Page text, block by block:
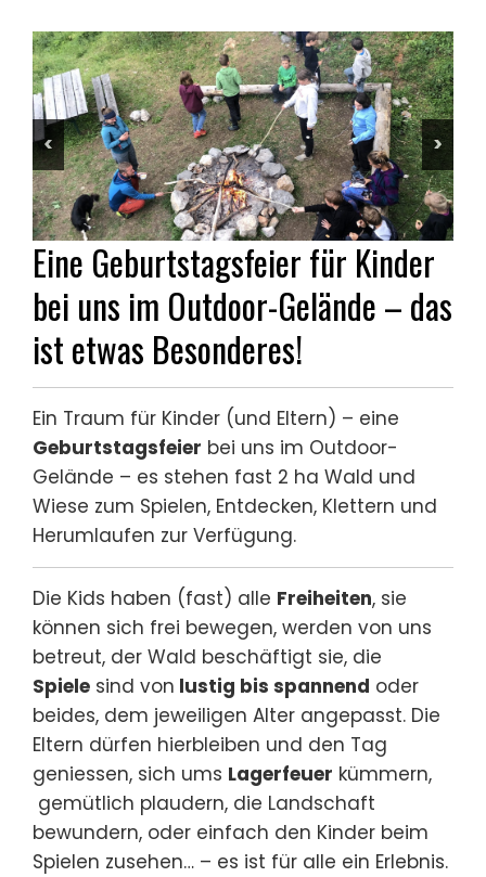
< >
Eine Geburtstagsfeier für Kinder
bei uns im Outdoor-Gelände – das
ist etwas Besonderes!
Ein Traum für Kinder (und Eltern) – eine
Geburtstagsfeier bei uns im Outdoor-
Gelände – es stehen fast 2 ha Wald und
Wiese zum Spielen, Entdecken, Klettern und
Herumlaufen zur Verfügung.
Die Kids haben (fast) alle Freiheiten, sie
können sich frei bewegen, werden von uns
betreut, der Wald beschäftigt sie, die
Spiele sind von lustig bis spannend oder
beides, dem jeweiligen Alter angepasst. Die
Eltern dürfen hierbleiben und den Tag
geniessen, sich ums Lagerfeuer kümmern,
gemütlich plaudern, die Landschaft
bewundern, oder einfach den Kinder beim
Spielen zusehen… – es ist für alle ein Erlebnis.